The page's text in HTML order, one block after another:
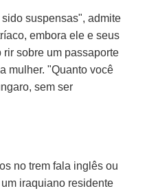
suspensas", admite
embora ele e seus
sobre um passaporte
mulher. "Quanto você
sem ser
no trem fala inglês ou
um iraquiano residente